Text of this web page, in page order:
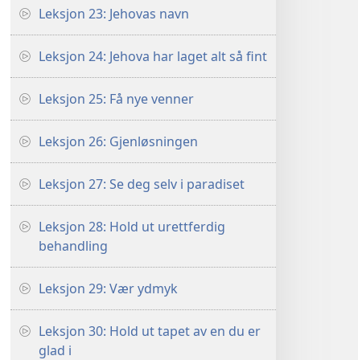
Leksjon 23: Jehovas navn
Leksjon 24: Jehova har laget alt så fint
Leksjon 25: Få nye venner
Leksjon 26: Gjenløsningen
Leksjon 27: Se deg selv i paradiset
Leksjon 28: Hold ut urettferdig
behandling
Leksjon 29: Vær ydmyk
Leksjon 30: Hold ut tapet av en du er
glad i